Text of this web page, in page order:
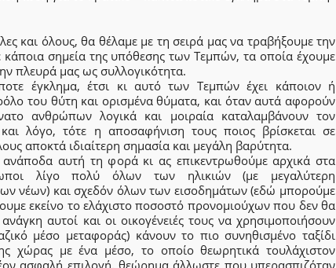
και όλους, θα θέλαμε με τη σειρά μας να τραβήξουμε την
σημεία της υπόθεσης των Τεμπών, τα οποία έχουμε
πλευρά μας ως συλλογικότητα.
έγκλημα, έτσι κι αυτό των Τεμπών έχει κάποιον ή
του θύτη και ορισμένα θύματα, και όταν αυτά αφορούν
ανθρώπων λογικά και μοιραία καταλαμβάνουν τον
λόγο, τότε η αποσαφήνιση τους ποιος βρίσκεται σε
αποκτά ιδιαίτερη σημασία και μεγάλη βαρύτητα.
ανάποδα αυτή τη φορά κι ας επικεντρωθούμε αρχικά στα
λίγο πολύ όλων των ηλικιών (με μεγαλύτερη
νέων) και σχεδόν όλων των εισοδημάτων (εδώ μπορούμε
εκείνο το ελάχιστο ποσοστό προνομιούχων που δεν θα
αυτοί και οι οικογένειές τους να χρησιμοποιήσουν
μέσο μεταφοράς) κάνουν το πιο συνηθισμένο ταξίδι
χώρας με ένα μέσο, το οποίο θεωρητικά τουλάχιστον
ασφαλή επιλογή, θεώρημα άλλωστε που υπερασπιζόταν